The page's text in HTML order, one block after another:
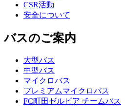
CSR活動
安全について
バスのご案内
大型バス
中型バス
マイクロバス
プレミアムマイクロバス
FC町田ゼルビア チームバス